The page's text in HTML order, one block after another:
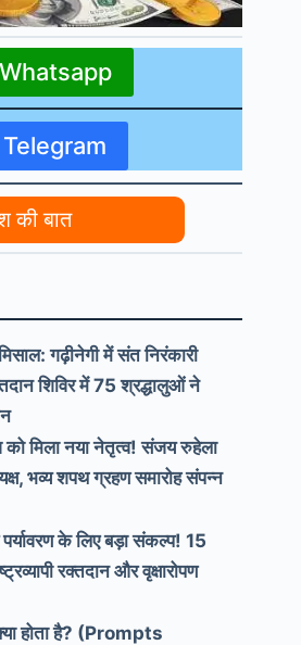
की बात
गढ़ीनेगी में संत निरंकारी
शिविर में 75 श्रद्धालुओं ने
मिला नया नेतृत्व! संजय रुहेला
भव्य शपथ ग्रहण समारोह संपन्न
के लिए बड़ा संकल्प! 15
रक्तदान और वृक्षारोपण
होता है? (Prompts